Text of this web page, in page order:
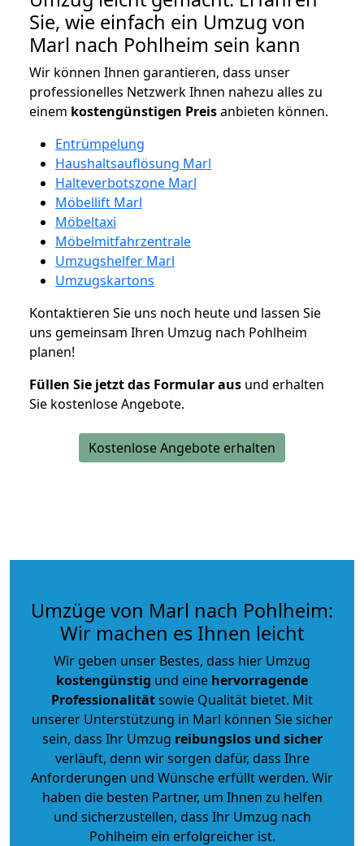
Sie, wie einfach ein Umzug von
Marl nach Pohlheim sein kann
Wir können Ihnen garantieren, dass unser
professionelles Netzwerk Ihnen nahezu alles zu
einem kostengünstigen Preisanbieten können.
Entrümpelung
Haushaltsauflösung Marl
Halteverbotszone Marl
Möbellift Marl
Möbeltaxi
Möbelmitfahrzentrale
Umzugshelfer Marl
Umzugskartons
Kontaktieren Sie uns noch heute und lassen Sie
uns gemeinsam Ihren Umzug nach Pohlheim
planen!
Füllen Sie jetzt das Formular aus und erhalten
Sie kostenlose Angebote.
Kostenlose Angebote erhalten
Umzüge von Marl nach Pohlheim:
Wir machen es Ihnen leicht
Wir geben unser Bestes, dass hier Umzug
kostengünstig und eine hervorragende
Professionalitätsowie Qualität bietet. Mit
unserer Unterstützung in Marl können Sie sicher
sein, dass Ihr Umzug reibungslos und sicher
verläuft, denn wir sorgen dafür, dass Ihre
Anforderungen und Wünsche erfüllt werden. Wir
haben die besten Partner, um Ihnen zu helfen
und sicherzustellen, dass Ihr Umzug nach
Pohlheim ein erfolgreicher ist.